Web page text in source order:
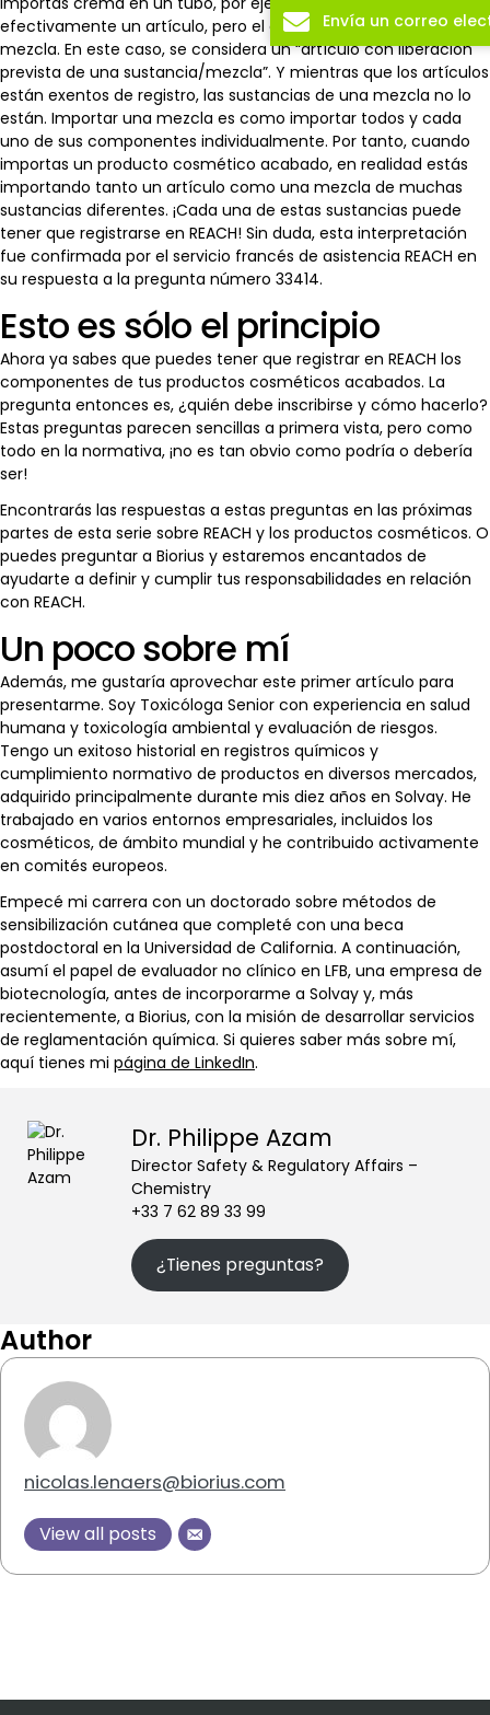
efectivamente un artículo, pero el contenido se considera una
mezcla. En este caso, se considera un “artículo con liberación
prevista de una sustancia/mezcla”. Y mientras que los artículos
están exentos de registro, las sustancias de una mezcla no lo
están. Importar una mezcla es como importar todos y cada
uno de sus componentes individualmente. Por tanto, cuando
importas un producto cosmético acabado, en realidad estás
importando tanto un artículo como una mezcla de muchas
sustancias diferentes. ¡Cada una de estas sustancias puede
tener que registrarse en REACH! Sin duda, esta interpretación
fue confirmada por el servicio francés de asistencia REACH en
su respuesta a la pregunta número 33414.
Esto es sólo el principio
Ahora ya sabes que puedes tener que registrar en REACH los
componentes de tus productos cosméticos acabados. La
pregunta entonces es, ¿quién debe inscribirse y cómo hacerlo?
Estas preguntas parecen sencillas a primera vista, pero como
todo en la normativa, ¡no es tan obvio como podría o debería
ser!
Encontrarás las respuestas a estas preguntas en las próximas
partes de esta serie sobre REACH y los productos cosméticos. O
puedes preguntar a Biorius y estaremos encantados de
ayudarte a definir y cumplir tus responsabilidades en relación
con REACH.
Un poco sobre mí
Además, me gustaría aprovechar este primer artículo para
presentarme. Soy Toxicóloga Senior con experiencia en salud
humana y toxicología ambiental y evaluación de riesgos.
Tengo un exitoso historial en registros químicos y
cumplimiento normativo de productos en diversos mercados,
adquirido principalmente durante mis diez años en Solvay. He
trabajado en varios entornos empresariales, incluidos los
cosméticos, de ámbito mundial y he contribuido activamente
en comités europeos.
Empecé mi carrera con un doctorado sobre métodos de
sensibilización cutánea que completé con una beca
postdoctoral en la Universidad de California. A continuación,
asumí el papel de evaluador no clínico en LFB, una empresa de
biotecnología, antes de incorporarme a Solvay y, más
recientemente, a Biorius, con la misión de desarrollar servicios
de reglamentación química. Si quieres saber más sobre mí,
aquí tienes mi página de LinkedIn.
Dr. Philippe Azam
Director Safety & Regulatory Affairs –
Chemistry
+33 7 62 89 33 99
¿Tienes preguntas?
Author
nicolas.lenaers@biorius.com
View all posts
Envía un correo